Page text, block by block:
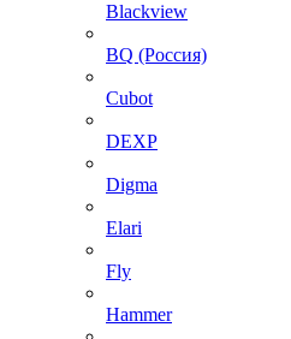
Blackview
BQ (Россия)
Cubot
DEXP
Digma
Elari
Fly
Hammer